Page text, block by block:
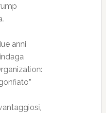
anni